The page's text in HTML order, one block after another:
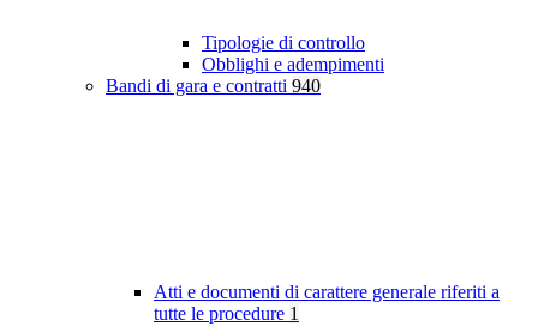
Tipologie di controllo
Obblighi e adempimenti
Bandi di gara e contratti 940
Atti e documenti di carattere generale riferiti a
tutte le procedure 1